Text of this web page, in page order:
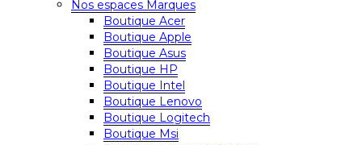
Nos espaces Marques
Boutique Acer
Boutique Apple
Boutique Asus
Boutique HP
Boutique Intel
Boutique Lenovo
Boutique Logitech
Boutique Msi